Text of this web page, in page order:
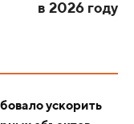
в 2026 году
ускорить